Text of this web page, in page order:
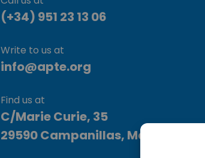
(+34) 951 23 13 06
Write to us at
info@apte.org
Find us at
C/Marie Curie, 35
29590 Campanillas, Málaga